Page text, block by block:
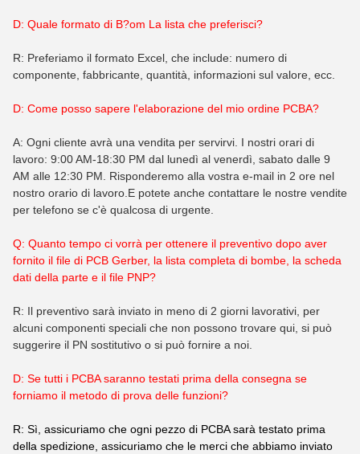
D: Quale formato di B?om La lista che preferisci?
R: Preferiamo il formato Excel, che include: numero di
componente, fabbricante, quantità, informazioni sul valore, ecc.
D: Come posso sapere l'elaborazione del mio ordine PCBA?
A: Ogni cliente avrà una vendita per servirvi. I nostri orari di
lavoro: 9:00 AM-18:30 PM dal lunedì al venerdì, sabato dalle 9
AM alle 12:30 PM. Risponderemo alla vostra e-mail in 2 ore nel
nostro orario di lavoro.E potete anche contattare le nostre vendite
per telefono se c'è qualcosa di urgente.
Q: Quanto tempo ci vorrà per ottenere il preventivo dopo aver
fornito il file di PCB Gerber, la lista completa di bombe, la scheda
dati della parte e il file PNP?
R: Il preventivo sarà inviato in meno di 2 giorni lavorativi, per
alcuni componenti speciali che non possono trovare qui, si può
suggerire il PN sostitutivo o si può fornire a noi.
D: Se tutti i PCBA saranno testati prima della consegna se
forniamo il metodo di prova delle funzioni?
R: Sì, assicuriamo che ogni pezzo di PCBA sarà testato prima
della spedizione, assicuriamo che le merci che abbiamo inviato